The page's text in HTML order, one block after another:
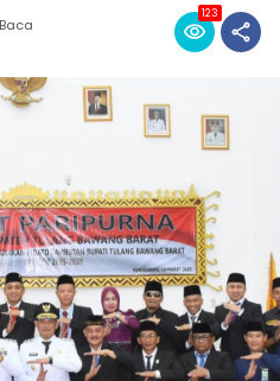
123